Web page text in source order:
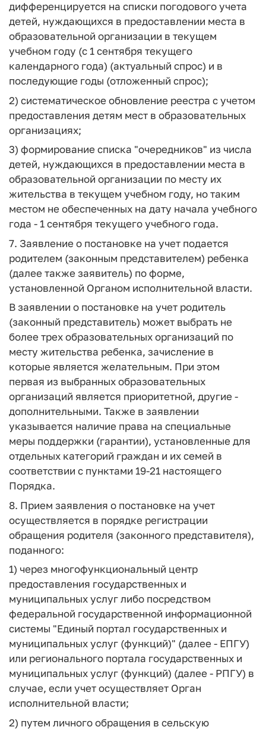
дифференцируется на списки погодового учета
детей, нуждающихся в предоставлении места в
образовательной организации в текущем
учебном году (с 1 сентября текущего
календарного года) (актуальный спрос) и в
последующие годы (отложенный спрос);
2) систематическое обновление реестра с учетом
предоставления детям мест в образовательных
организациях;
3) формирование списка "очередников" из числа
детей, нуждающихся в предоставлении места в
образовательной организации по месту их
жительства в текущем учебном году, но таким
местом не обеспеченных на дату начала учебного
года - 1 сентября текущего учебного года.
7. Заявление о постановке на учет подается
родителем (законным представителем) ребенка
(далее также заявитель) по форме,
установленной Органом исполнительной власти.
В заявлении о постановке на учет родитель
(законный представитель) может выбрать не
более трех образовательных организаций по
месту жительства ребенка, зачисление в
которые является желательным. При этом
первая из выбранных образовательных
организаций является приоритетной, другие -
дополнительными. Также в заявлении
указывается наличие права на специальные
меры поддержки (гарантии), установленные для
отдельных категорий граждан и их семей в
соответствии с пунктами 19-21 настоящего
Порядка.
8. Прием заявления о постановке на учет
осуществляется в порядке регистрации
обращения родителя (законного представителя),
поданного:
1) через многофункциональный центр
предоставления государственных и
муниципальных услуг либо посредством
федеральной государственной информационной
системы "Единый портал государственных и
муниципальных услуг (функций)" (далее - ЕПГУ)
или регионального портала государственных и
муниципальных услуг (функций) (далее - РПГУ) в
случае, если учет осуществляет Орган
исполнительной власти;
2) путем личного обращения в сельскую